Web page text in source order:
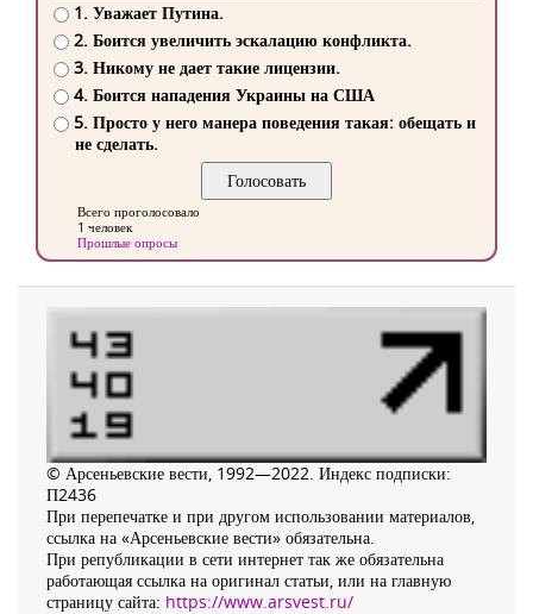
1. Уважает Путина.
2. Боится увеличить эскалацию конфликта.
3. Никому не дает такие лицензии.
4. Боится нападения Украины на США
5. Просто у него манера поведения такая: обещать и
не сделать.
Всего проголосовало
1 человек
Прошлые опросы
© Арсеньевские вести, 1992—2022. Индекс подписки:
П2436
При перепечатке и при другом использовании материалов,
ссылка на «Арсеньевские вести» обязательна.
При републикации в сети интернет так же обязательна
работающая ссылка на оригинал статьи, или на главную
страницу сайта: https://www.arsvest.ru/